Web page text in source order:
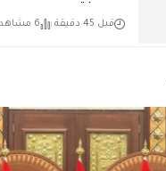
قبل 45 دقيقة 6 مشاهدات